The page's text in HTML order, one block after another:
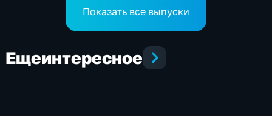
Показать все выпуски
Ещеинтересное